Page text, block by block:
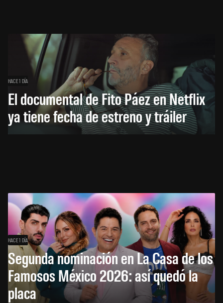
HACE 1 DÍA
El documental de Fito Páez en Netflix
ya tiene fecha de estreno y tráiler
HACE 1 DÍA
Segunda nominación en La Casa de los
Famosos México 2026: así quedó la
placa